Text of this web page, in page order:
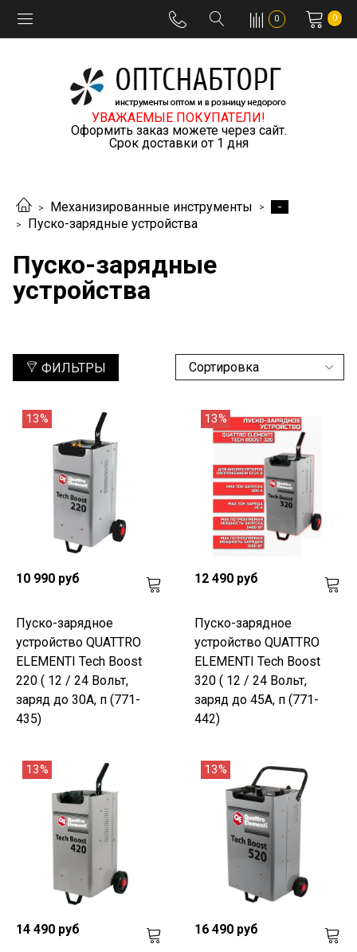
0 0
УВАЖАЕМЫЕ ПОКУПАТЕЛИ!
Оформить заказ можете через сайт.
Срок доставки от 1 дня
Механизированные инструменты
-
Пуско-зарядные устройства
Пуско-зарядные
устройства
ФИЛЬТРЫ
13%
10 990 руб
Пуско-зарядное
устройство QUATTRO
ELEMENTI Tech Boost
220 ( 12 / 24 Вольт,
заряд до 30А, п (771-
435)
13%
12 490 руб
Пуско-зарядное
устройство QUATTRO
ELEMENTI Tech Boost
320 ( 12 / 24 Вольт,
заряд до 45А, п (771-
442)
13%
14 490 руб
13%
16 490 руб